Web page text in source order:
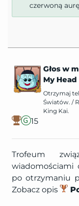
czerwoną
15
Głos w
My Head
Otrzymaj
Światów. /
King Kai.
Trofeum
wiadomościami
po otrzymaniu
Zobacz opis